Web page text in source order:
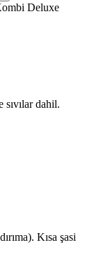
Deluxe
dahil.
Kısa şasi